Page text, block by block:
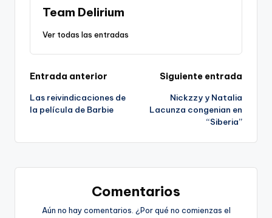
Team Delirium
Ver todas las entradas
Navegación
de
Entrada anterior
Las reivindicaciones de
la película de Barbie
Siguiente entrada
Nickzzy y Natalia
Lacunza congenian en
“Siberia”
Comentarios
Aún no hay comentarios. ¿Por qué no comienzas el